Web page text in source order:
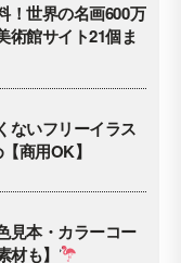
！世界の名画600万
術館サイト21個ま
ないフリーイラス
商用OK】
見本・カラーコー
材も】